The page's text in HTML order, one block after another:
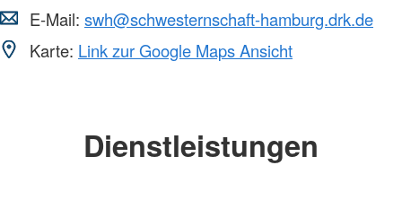
E-Mail: swh@schwesternschaft-hamburg.drk.de
Karte: Link zur Google Maps Ansicht
Dienstleistungen